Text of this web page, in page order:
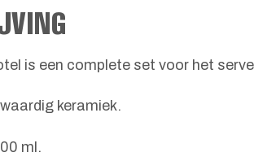
is een complete set voor het
keramiek.
ml.